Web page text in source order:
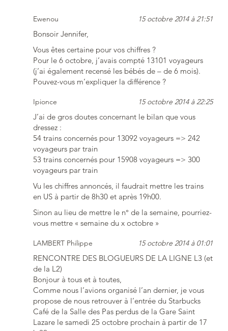
Ewenou 15 octobre 2014 à 21:51
Bonsoir Jennifer,
Vous êtes certaine pour vos chiffres ?
Pour le 6 octobre, j’avais compté 13101 voyageurs
(j’ai également recensé les bébés de – de 6 mois).
Pouvez-vous m’expliquer la différence ?
Ipionce 15 octobre 2014 à 22:25
J’ai de gros doutes concernant le bilan que vous
dressez :
54 trains concernés pour 13092 voyageurs => 242
voyageurs par train
53 trains concernés pour 15908 voyageurs => 300
voyageurs par train
Vu les chiffres annoncés, il faudrait mettre les trains
en US à partir de 8h30 et après 19h00.
Sinon au lieu de mettre le n° de la semaine, pourriez-
vous mettre « semaine du x octobre »
LAMBERT Philippe 15 octobre 2014 à 01:01
RENCONTRE DES BLOGUEURS DE LA LIGNE L3 (et
de la L2)
Bonjour à tous et à toutes,
Comme nous l’avions organisé l’an dernier, je vous
propose de nous retrouver à l’entrée du Starbucks
Café de la Salle des Pas perdus de la Gare Saint
Lazare le samedi 25 octobre prochain à partir de 17